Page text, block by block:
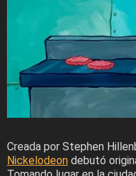
Creada por Stephen
Nickelodeon debutó